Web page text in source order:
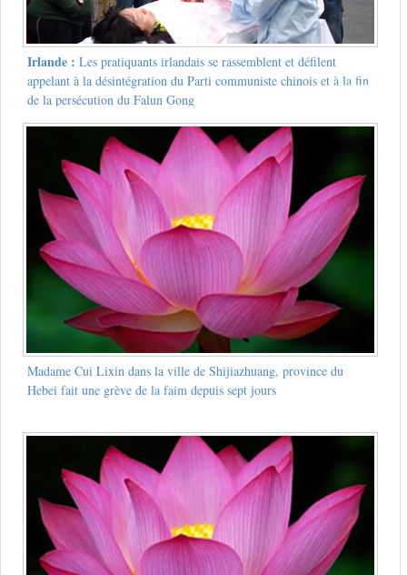
Irlande : Les pratiquants irlandais se rassemblent et défilent
appelant à la désintégration du Parti communiste chinois et à la fin
de la persécution du Falun Gong
Madame Cui Lixin dans la ville de Shijiazhuang, province du
Hebei fait une grève de la faim depuis sept jours